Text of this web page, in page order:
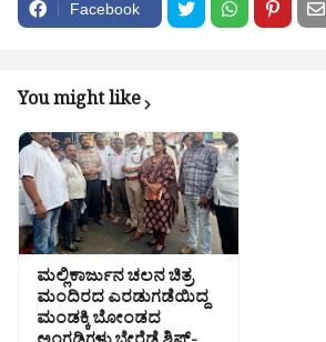
Facebook
You might like
ಮಲ್ಲಿಕಾರ್ಜುನ ಚಲನ ಚಿತ್ರ
ಮಂದಿರದ ಎರಡುಗಡೆಯಿದ್ದ
ಮಂಡಕ್ಕಿ ಬೋಂಡದ